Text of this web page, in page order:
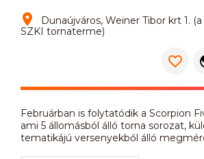
Dunaújváros, Weiner Tibor krt 1.
SZKI tornaterme)
Februárban is folytatódik a Scorpion
ami 5 állomásból álló torna sorozat,
tematikájú versenyekből álló